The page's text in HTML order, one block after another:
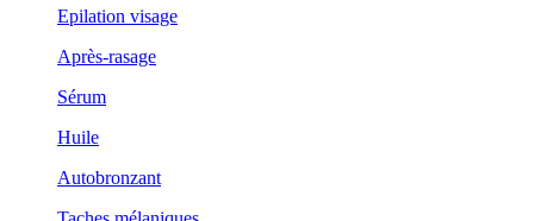
Epilation visage
Après-rasage
Sérum
Huile
Autobronzant